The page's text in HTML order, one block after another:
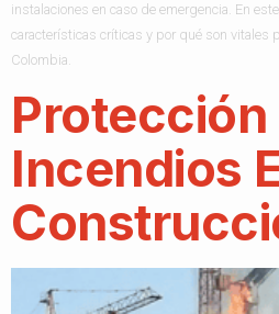
instalaciones en caso de emergencia. En
características críticas y por qué son vitales
Colombia.
Protección
Incendios